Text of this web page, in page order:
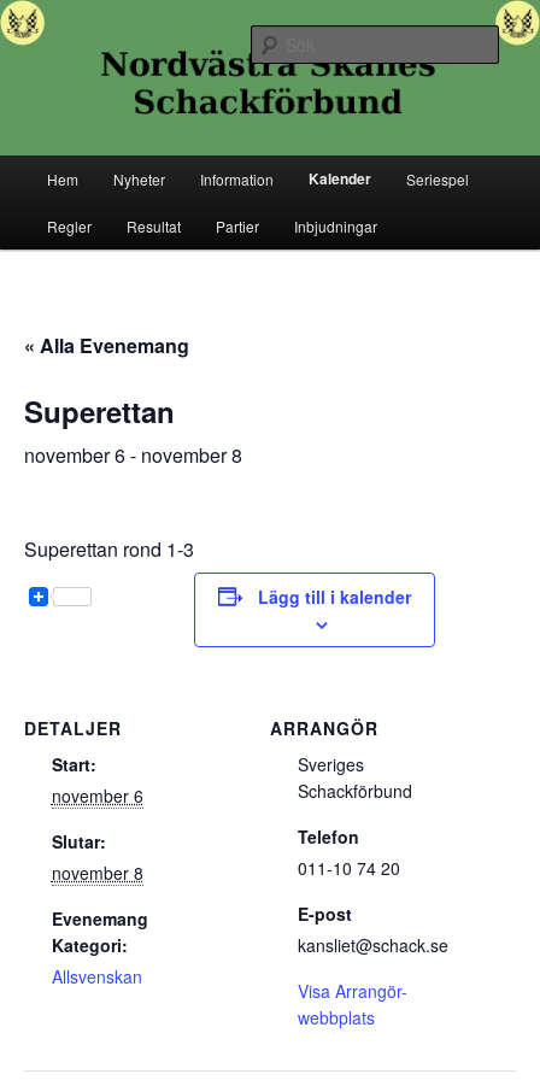
Hoppa
till
Nordvästra Skånes Schackförbund
Senaste nytt ifrån Nordvästra Skånes Schackförbund
Sök
Hem Nyheter Information Kalender Seriespel
Regler Resultat Partier Inbjudningar
« Alla Evenemang
Superettan
november 6- november 8
Superettan rond 1-3
Lägg till i kalender
DETALJER
Start:
november 6
Slutar:
november 8
Evenemang
Kategori:
Allsvenskan
ARRANGÖR
Sveriges
Schackförbund
Telefon
011-10 74 20
E-post
kansliet@schack.se
Visa Arrangör-
webbplats